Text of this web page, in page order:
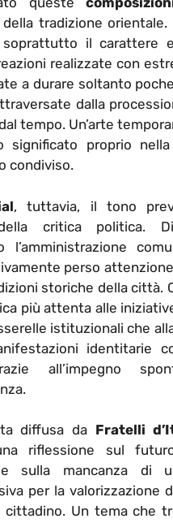
della tradizione
soprattutto il carattere
realizzate con
a durare soltanto
dalla
tempo. Un’arte
significato proprio
condiviso.
, tuttavia, il tono
critica politica.
l’amministrazione
perso
storiche della città.
più attenta alle
istituzionali che
identitarie
all’impegno
diffusa da Fratelli
riflessione sul
sulla mancanza di
per la valorizzazione
cittadino. Un tema che